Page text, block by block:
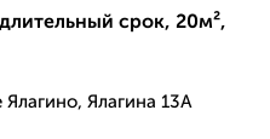
срок, 20м²,
Ялагина 13А